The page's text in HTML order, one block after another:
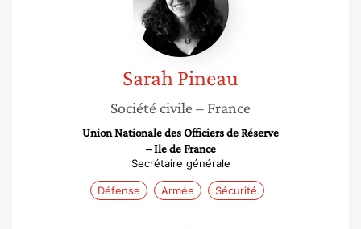
Sarah Pineau
Société civile – France
Union Nationale des Officiers de Réserve
– Ile de France
Secrétaire générale
Défense Armée Sécurité